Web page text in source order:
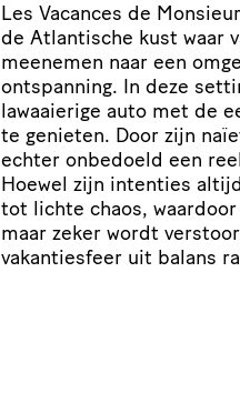
Les Vacances de
de Atlantische kust waar
meenemen naar een
ontspanning. In deze
lawaaierige auto met de
te genieten. Door zijn
echter onbedoeld een
Hoewel zijn intenties
tot lichte chaos,
maar zeker wordt
vakantiesfeer uit balans